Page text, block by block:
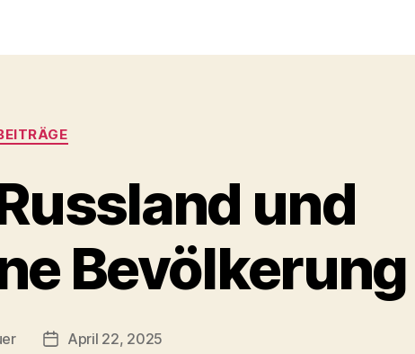
Kategorien
und
Bevölkerung
Beitragsdatum
April 22, 2025